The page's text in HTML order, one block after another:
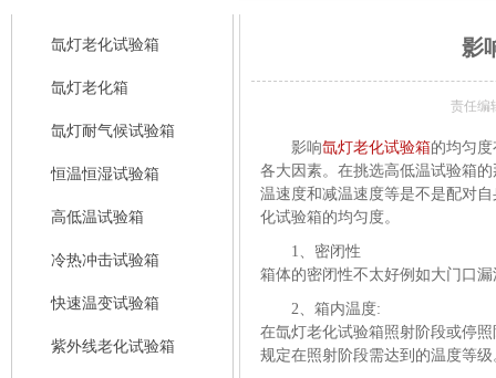
氙灯老化试验箱
氙灯老化箱
氙灯耐气候试验箱
恒温恒湿试验箱
高低温试验箱
冷热冲击试验箱
快速温变试验箱
紫外线老化试验箱
影
责任编
影响氙灯老化试验箱的均匀
各大因素。在挑选高低温试验箱
温速度和减温速度等是不是配对
化试验箱的均匀度。
1、密闭性
箱体的密闭性不太好例如大门口
2、箱内温度:
在氙灯老化试验箱照射阶段或停
规定在照射阶段需达到的温度等级